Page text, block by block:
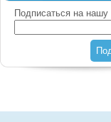
Подписаться на нашу